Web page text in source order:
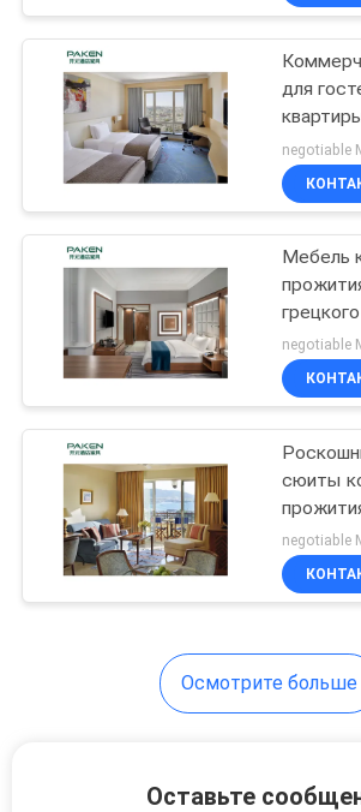
Мебель
Мебель
5 звезд
Диван-
для
negotiable
Мебель
negotiable
сюиты
negotiable
Осмотрите больше
Оставьте